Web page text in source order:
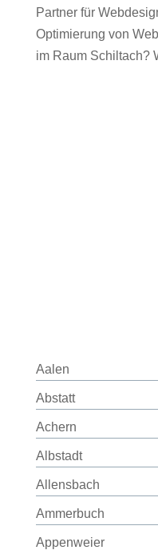
Partner für
Optimierung von
im Raum Schiltach?
Aalen
Abstatt
Achern
Albstadt
Allensbach
Ammerbuch
Appenweier